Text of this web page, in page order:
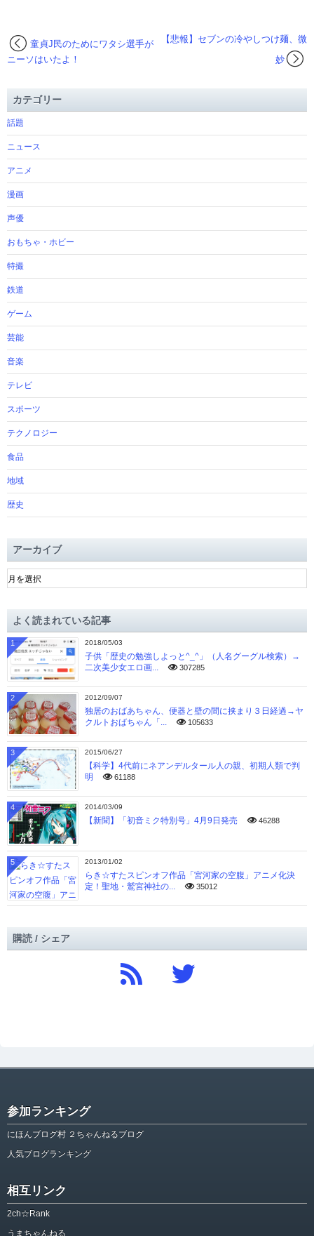
【悲報】セブンの冷やしつけ麺、微
妙
童貞J民のためにワタシ選手が
ニーソはいたよ！
カテゴリー
話題
ニュース
アニメ
漫画
声優
おもちゃ・ホビー
特撮
鉄道
ゲーム
芸能
音楽
テレビ
スポーツ
テクノロジー
食品
地域
歴史
アーカイブ
ア
ー
ブよく読まれている記事
2018/05/03
子供「歴史の勉強しよっと^_^」（人名グーグル検索）→
二次美少女エロ画...
307285
1
2012/09/07
独居のおばあちゃん、便器と壁の間に挟まり３日経過→ヤ
クルトおばちゃん「...
105633
2
2015/06/27
【科学】4代前にネアンデルタール人の親、初期人類で判
明
61188
3
2014/03/09
【新聞】「初音ミク特別号」4月9日発売 46288
4
2013/01/02
らき☆すたスピンオフ作品「宮河家の空腹」アニメ化決
定！聖地・鷲宮神社の...
35012
5
購読 / シェア
参加ランキング
にほんブログ村 ２ちゃんねるブログ
人気ブログランキング
相互リンク
2ch☆Rank
うまちゃんねる